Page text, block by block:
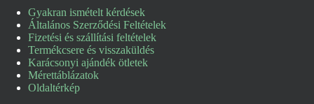
Gyakran ismételt kérdések
Általános Szerződési Feltételek
Fizetési és szállítási feltételek
Termékcsere és visszaküldés
Karácsonyi ajándék ötletek
Mérettáblázatok
Oldaltérkép